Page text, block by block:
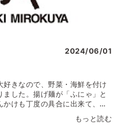
2024/06/01
きなので、野菜・海鮮を付け
した。揚げ麺が「ふにゃ」と
けも丁度の具合に出来て、と
世保市の出身でよくちゃんぽん
もっと読む